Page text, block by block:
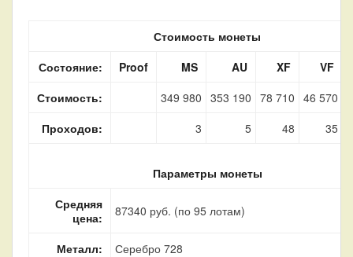
Стоимость монеты
Состояние:
Proof MS AU XF
VF
Стоимость:
349 980 353 190 78 710 46 570
Проходов:
3 5 48 35
Параметры монеты
Средняя
цена:
87340 руб. (по 95 лотам)
Металл:
Серебро 728